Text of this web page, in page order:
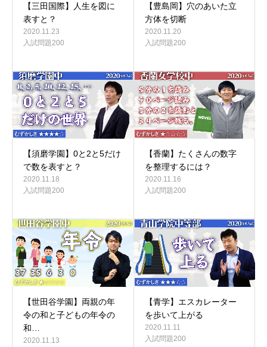
【三田国際】人生を図に
表すと？
2020.11.23
入試問題200
【豊島岡】穴のあいた立
方体を切断
2020.11.20
入試問題200
【須磨学園】0と2と5だけ
で数を表すと？
2020.11.18
入試問題200
【香蘭】たくさんの数字
を整理するには？
2020.11.16
入試問題200
【世田谷学園】両親の年
令の和と子どもの年令の
和…
2020.11.13
【青学】エスカレーター
を歩いて上がる
2020.11.11
入試問題200